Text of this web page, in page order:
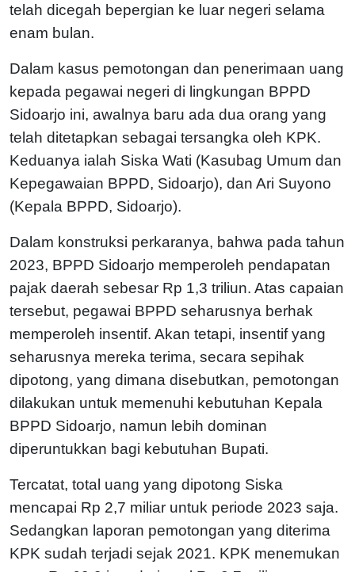
telah dicegah bepergian ke luar negeri selama
enam bulan.
Dalam kasus pemotongan dan penerimaan uang
kepada pegawai negeri di lingkungan BPPD
Sidoarjo ini, awalnya baru ada dua orang yang
telah ditetapkan sebagai tersangka oleh KPK.
Keduanya ialah Siska Wati (Kasubag Umum dan
Kepegawaian BPPD, Sidoarjo), dan Ari Suyono
(Kepala BPPD, Sidoarjo).
Dalam konstruksi perkaranya, bahwa pada tahun
2023, BPPD Sidoarjo memperoleh pendapatan
pajak daerah sebesar Rp 1,3 triliun. Atas capaian
tersebut, pegawai BPPD seharusnya berhak
memperoleh insentif. Akan tetapi, insentif yang
seharusnya mereka terima, secara sepihak
dipotong, yang dimana disebutkan, pemotongan
dilakukan untuk memenuhi kebutuhan Kepala
BPPD Sidoarjo, namun lebih dominan
diperuntukkan bagi kebutuhan Bupati.
Tercatat, total uang yang dipotong Siska
mencapai Rp 2,7 miliar untuk periode 2023 saja.
Sedangkan laporan pemotongan yang diterima
KPK sudah terjadi sejak 2021. KPK menemukan